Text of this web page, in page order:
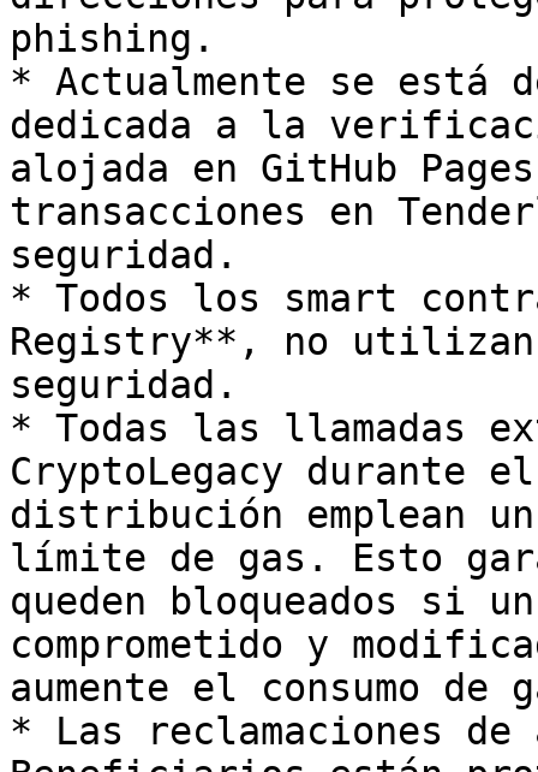
phishing.
* Actualmente se está
dedicada a la
alojada en GitHub
transacciones en
seguridad.
* Todos los smart
Registry**, no utilizan
seguridad.
* Todas las llamadas
CryptoLegacy durante
distribución emplean
límite de gas. Esto
queden bloqueados si
comprometido y
aumente el consumo de
* Las reclamaciones